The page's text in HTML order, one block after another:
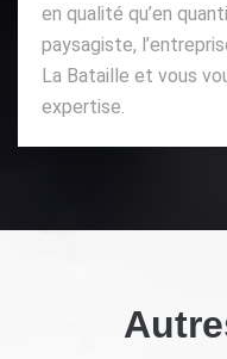
en qualité qu’en
paysagiste,
La Bataille et vous
expertise.